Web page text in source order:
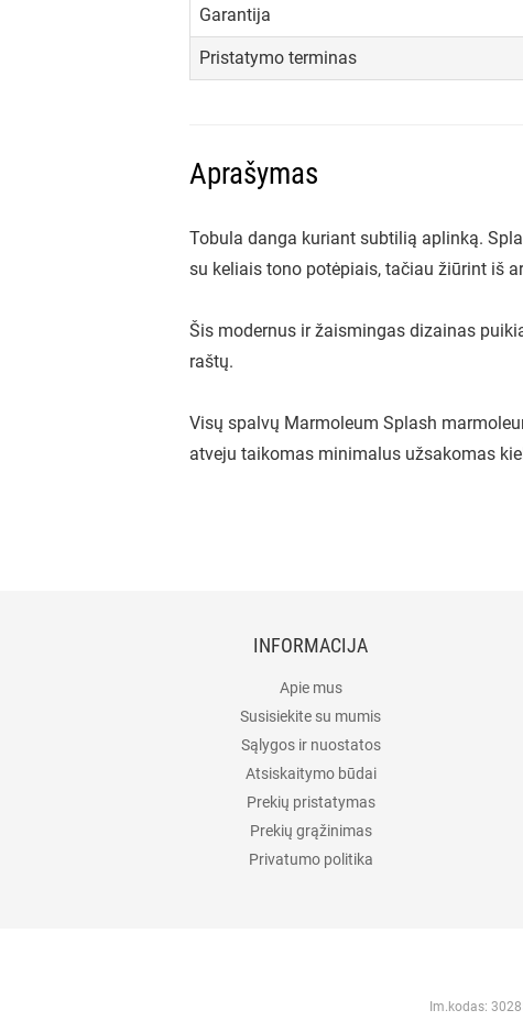
Garantija
Pristatymo terminas
Aprašymas
Tobula danga kuriant subtilią aplinką.
su keliais tono potėpiais, tačiau žiūrint iš
Šis modernus ir žaismingas dizainas
raštų.
Visų spalvų Marmoleum Splash
atveju taikomas minimalus užsakomas
INFORMACIJA
Apie mus
Susisiekite su mumis
Sąlygos ir nuostatos
Atsiskaitymo būdai
Prekių pristatymas
Prekių grąžinimas
Privatumo politika
Im.kodas: